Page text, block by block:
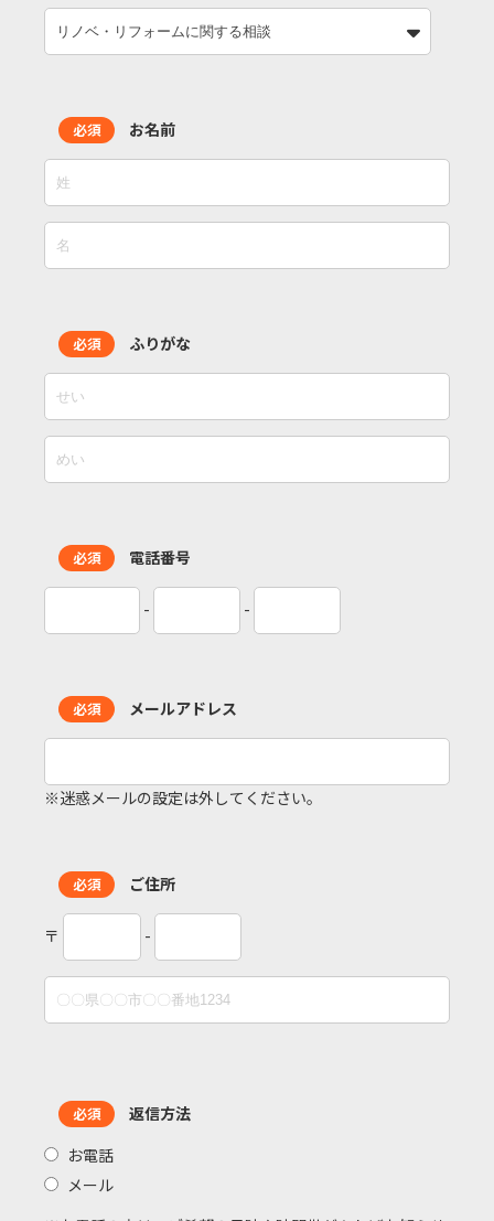
必須 お名前
必須 ふりがな
必須 電話番号
- -
必須 メールアドレス
※迷惑メールの設定は外してください。
必須 ご住所
〒 -
必須
返信方法
お電話
メール